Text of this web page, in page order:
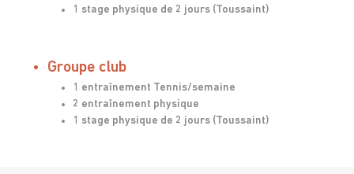
1 stage physique de 2 jours (Toussaint)
Groupe club
1 entraînement Tennis/semaine
2 entraînement physique
1 stage physique de 2 jours (Toussaint)